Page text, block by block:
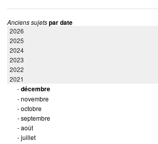
Anciens sujetspar date
2026
2025
2024
2023
2022
2021
-décembre
-novembre
-octobre
-septembre
-août
-juillet